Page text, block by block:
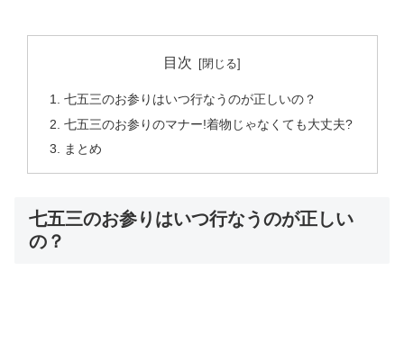
目次
七五三のお参りはいつ行なうのが正しいの？
七五三のお参りのマナー!着物じゃなくても大丈夫?
まとめ
七五三のお参りはいつ行なうのが正しい
の？